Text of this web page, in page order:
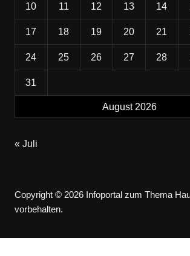
August 2026
10 11 12 13 14
17 18 19 20 21
24 25 26 27 28
31
« Juli
Copyright © 2026 Infoportal zum Thema
vorbehalten.